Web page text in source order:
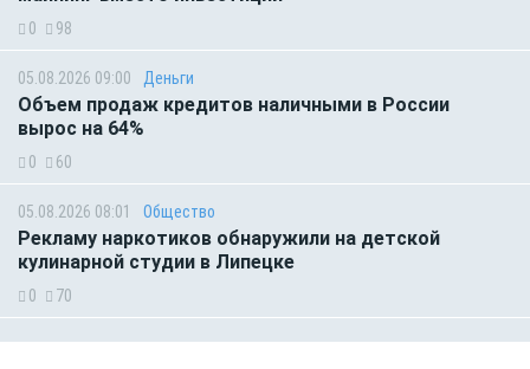
0 98
05.08.2026 09:00 Деньги
Объем продаж кредитов наличными в России
вырос на 64%
0 60
05.08.2026 08:01 Общество
Рекламу наркотиков обнаружили на детской
кулинарной студии в Липецке
0 70